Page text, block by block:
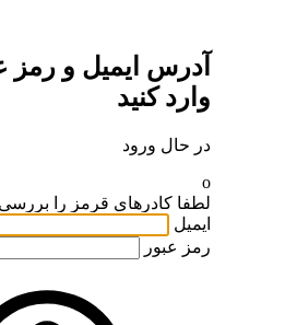
آدرس ایمیل و رمز
وارد کنید
در حال ورود
o
لطفا کادرهای قرمز را بررسی
ایمیل
رمز عبور